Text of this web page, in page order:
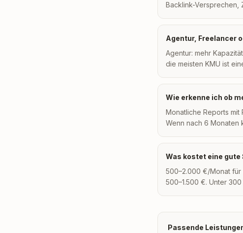
Backlink-Versprechen,
Agentur, Freelancer
Agentur: mehr
die meisten KMU ist
Wie erkenne ich ob
Monatliche Reports mit
Wenn nach 6 Monaten
Was kostet eine gute
500–2.000 €/Monat für
500–1.500 €. Unter
Passende